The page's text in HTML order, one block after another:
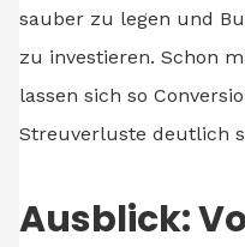
sauber zu legen und
zu investieren. Schon
lassen sich so
Streuverluste deutlich
Ausblick: